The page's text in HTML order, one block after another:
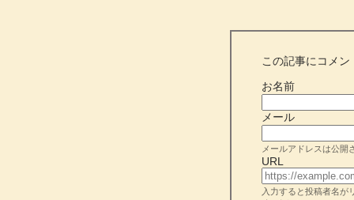
この記事にコメン
お名前
メール
メールアドレスは公開
URL
入力すると投稿者名が